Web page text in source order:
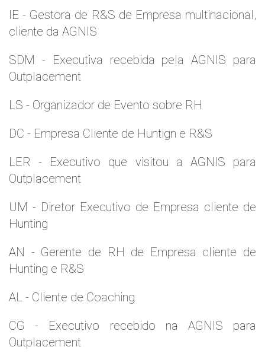
IE - Gestora de R&S de Empresa multinacional,
cliente da AGNIS
SDM - Executiva recebida pela AGNIS para
Outplacement
LS - Organizador de Evento sobre RH
DC - Empresa Cliente de Huntign e R&S
LER - Executivo que visitou a AGNIS para
Outplacement
UM - Diretor Executivo de Empresa cliente de
Hunting
AN - Gerente de RH de Empresa cliente de
Hunting e R&S
AL - Cliente de Coaching
CG - Executivo recebido na AGNIS para
Outplacement